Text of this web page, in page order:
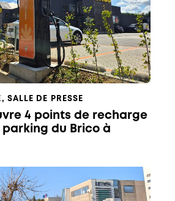
, SALLE DE PRESSE
4 points de recharge
du Brico à